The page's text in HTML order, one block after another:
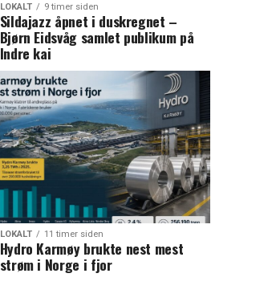
LOKALT 9 timer siden
Sildajazz åpnet i duskregnet –
Bjørn Eidsvåg samlet publikum på
Indre kai
LOKALT 11 timer siden
Hydro Karmøy brukte nest mest
strøm i Norge i fjor